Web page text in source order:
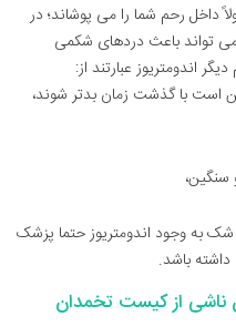
داخل رحم شما را می پوشاند؛ در
تواند باعث دردهای شکمی
اندومتریوز عبارتند از:
است با گذشت زمان بدتر شوند،
به وجود اندومتریوز حتما پزشک
باشد.
از کیست تخمدان